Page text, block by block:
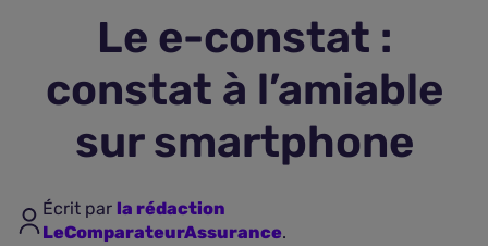
Le e-constat :
constat à l’amiable
sur smartphone
Écrit par la rédaction
LeComparateurAssurance.